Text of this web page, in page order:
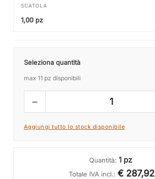
SCATOLA
1,00 pz
Seleziona quantità
max 11 pz disponibili
− 1
Aggiungi tutto lo stock disponibile
Quantità: 1 pz
Totale IVA incl.: € 287,92